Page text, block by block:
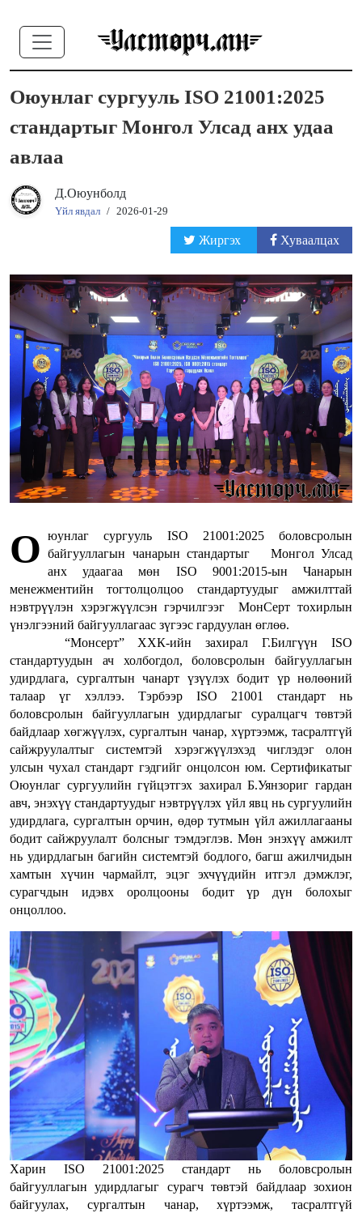
Оюунлаг сургууль ISO 21001:2025
стандартыг Монгол Улсад анх удаа
авлаа
Д.Оюунболд
Үйл явдал / 2026-01-29
Жиргэх Хуваалцах
О юунлаг сургууль ISO 21001:2025 боловсролын
байгууллагын чанарын стандартыг Монгол Улсад
анх удаагаа мөн ISO 9001:2015-ын Чанарын
менежментийн тогтолцолцоо стандартуудыг амжилттай
нэвтрүүлэн хэрэгжүүлсэн гэрчилгээг МонСерт тохирлын
үнэлгээний байгууллагаас зүгээс гардуулан өглөө.
“Монсерт” ХХК-ийн захирал Г.Билгүүн ISO
стандартуудын ач холбогдол, боловсролын байгууллагын
удирдлага, сургалтын чанарт үзүүлэх бодит үр нөлөөний
талаар үг хэллээ. Тэрбээр ISO 21001 стандарт нь
боловсролын байгууллагын удирдлагыг суралцагч төвтэй
байдлаар хөгжүүлэх, сургалтын чанар, хүртээмж, тасралтгүй
сайжруулалтыг системтэй хэрэгжүүлэхэд чиглэдэг олон
улсын чухал стандарт гэдгийг онцолсон юм. Сертификатыг
Оюунлаг сургуулийн гүйцэтгэх захирал Б.Уянзориг гардан
авч, энэхүү стандартуудыг нэвтрүүлэх үйл явц нь сургуулийн
удирдлага, сургалтын орчин, өдөр тутмын үйл ажиллагааны
бодит сайжруулалт болсныг тэмдэглэв. Мөн энэхүү амжилт
нь удирдлагын багийн системтэй бодлого, багш ажилчидын
хамтын хүчин чармайлт, эцэг эхчүүдийн итгэл дэмжлэг,
сурагчдын идэвх оролцооны бодит үр дүн болохыг
онцоллоо.
Харин ISO 21001:2025 стандарт нь боловсролын
байгууллагын удирдлагыг сурагч төвтэй байдлаар зохион
байгуулах, сургалтын чанар, хүртээмж, тасралтгүй